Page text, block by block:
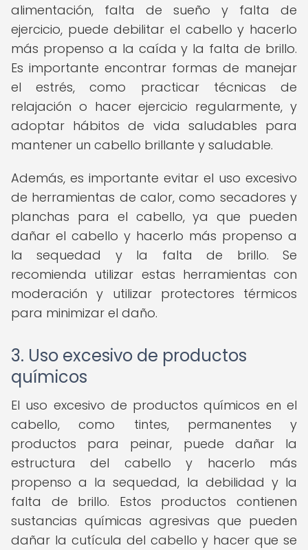
alimentación, falta de sueño y falta de
ejercicio, puede debilitar el cabello y hacerlo
más propenso a la caída y la falta de brillo.
Es importante encontrar formas de manejar
el estrés, como practicar técnicas de
relajación o hacer ejercicio regularmente, y
adoptar hábitos de vida saludables para
mantener un cabello brillante y saludable.
Además, es importante evitar el uso excesivo
de herramientas de calor, como secadores y
planchas para el cabello, ya que pueden
dañar el cabello y hacerlo más propenso a
la sequedad y la falta de brillo. Se
recomienda utilizar estas herramientas con
moderación y utilizar protectores térmicos
para minimizar el daño.
3. Uso excesivo de productos
químicos
El uso excesivo de productos químicos en el
cabello, como tintes, permanentes y
productos para peinar, puede dañar la
estructura del cabello y hacerlo más
propenso a la sequedad, la debilidad y la
falta de brillo. Estos productos contienen
sustancias químicas agresivas que pueden
dañar la cutícula del cabello y hacer que se